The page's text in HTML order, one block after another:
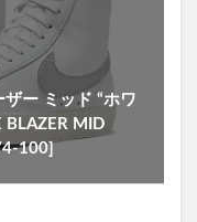
ー ミッド “ホワ
BLAZER MID
100]